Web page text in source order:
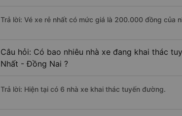
Trả lời: Vé xe rẻ nhất có mức giá là 200.000 đồng của
Câu hỏi: Có bao nhiêu nhà xe đang khai thác
Nhất - Đồng Nai ?
Trả lời: Hiện tại có 6 nhà xe khai thác tuyến đường.